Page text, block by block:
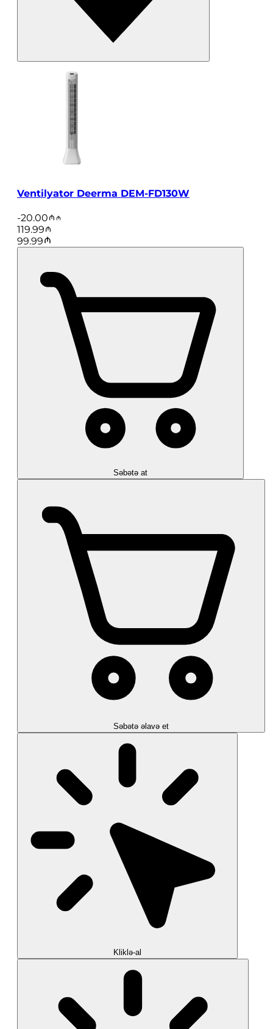
Ventilyator Deerma DEM-FD130W
-20.00
119.99
99.99
Səbətə at
Səbətə əlavə et
Kliklə-al